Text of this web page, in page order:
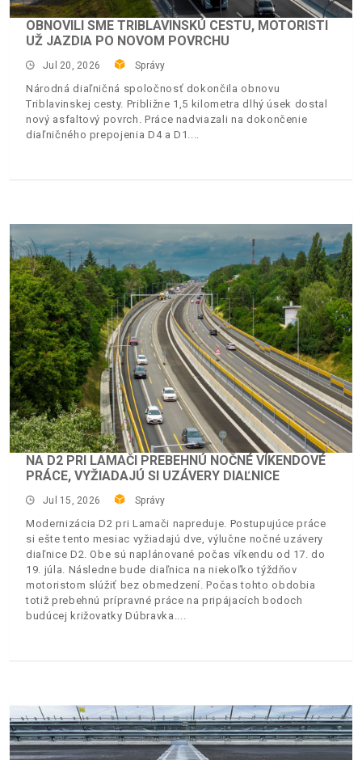
OBNOVILI SME TRIBLAVINSKÚ CESTU, MOTORISTI
UŽ JAZDIA PO NOVOM POVRCHU
Jul 20, 2026 Správy
Národná diaľničná spoločnosť dokončila obnovu
Triblavinskej cesty. Približne 1,5 kilometra dlhý úsek dostal
nový asfaltový povrch. Práce nadviazali na dokončenie
diaľničného prepojenia D4 a D1.
NA D2 PRI LAMAČI PREBEHNÚ NOČNÉ VÍKENDOVÉ
PRÁCE, VYŽIADAJÚ SI UZÁVERY DIAĽNICE
Jul 15, 2026 Správy
Modernizácia D2 pri Lamači napreduje. Postupujúce práce
si ešte tento mesiac vyžiadajú dve, výlučne nočné uzávery
diaľnice D2. Obe sú naplánované počas víkendu od 17. do
19. júla. Následne bude diaľnica na niekoľko týždňov
motoristom slúžiť bez obmedzení. Počas tohto obdobia
totiž prebehnú prípravné práce na pripájacích bodoch
budúcej križovatky Dúbravka.